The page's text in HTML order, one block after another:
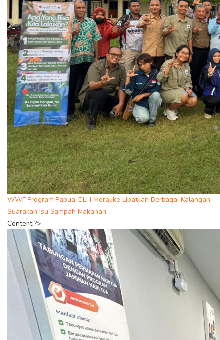
WWF Program Papua-DLH Merauke Libatkan Berbagai Kalangan
Suarakan Isu Sampah Makanan
Content;?>